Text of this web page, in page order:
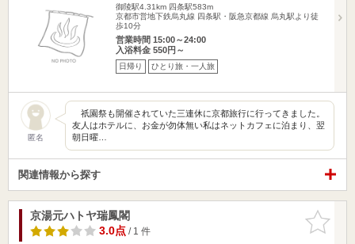
御陵駅4.31km 四条駅583m
京都市営地下鉄烏丸線 四条駅・阪急京都線 烏丸駅より徒
歩10分
営業時間 15:00～24:00
入浴料金 550円～
日帰り ひとり旅・一人旅
匿名
祇園祭も開催されていた三連休に京都旅行に行ってきました。
友人はホテルに、お金が勿体無い私はネットカフェに泊まり、翌
朝日曜…
関連情報から探す
お気に入
りに追加
京湯元ハトヤ瑞鳳閣
3.0点/ 1 件